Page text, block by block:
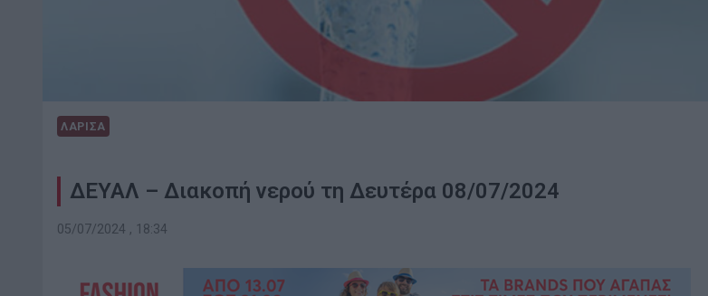
ΛΑΡΙΣΑ
ΔΕΥΑΛ – Διακοπή νερού τη Δευτέρα 08/07/2024
05/07/2024 , 18:34